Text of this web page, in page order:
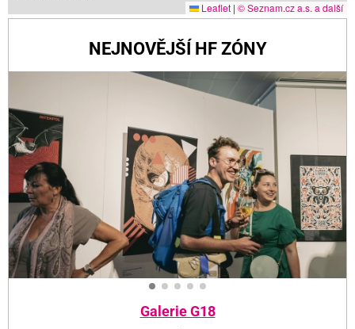
Leaflet | © Seznam.cz a.s. a další
NEJNOVĚJŠÍ HF ZÓNY
Galerie G18